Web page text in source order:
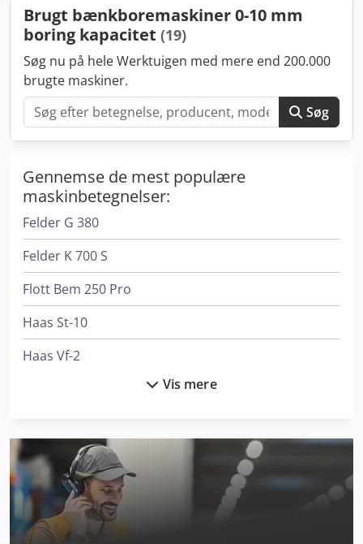
Brugt bænkboremaskiner 0-10 mm
boring kapacitet (19)
Søg nu på hele Werktuigen med mere end 200.000
brugte maskiner.
Søg
Gennemse de mest populære
maskinbetegnelser:
Felder G 380
Felder K 700 S
Flott Bem 250 Pro
Haas St-10
Haas Vf-2
Holzkraft Vsa 38 L
Index Ms22-6
Index Ms40-6
Vis mere